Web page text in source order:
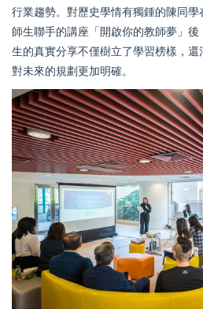
行業趨勢。對歷史學情有獨鍾的陳同
師生聯手的講座「開啟你的教師夢」
生的真實分享不僅樹立了學習榜樣，
對未來的規劃更加明確。